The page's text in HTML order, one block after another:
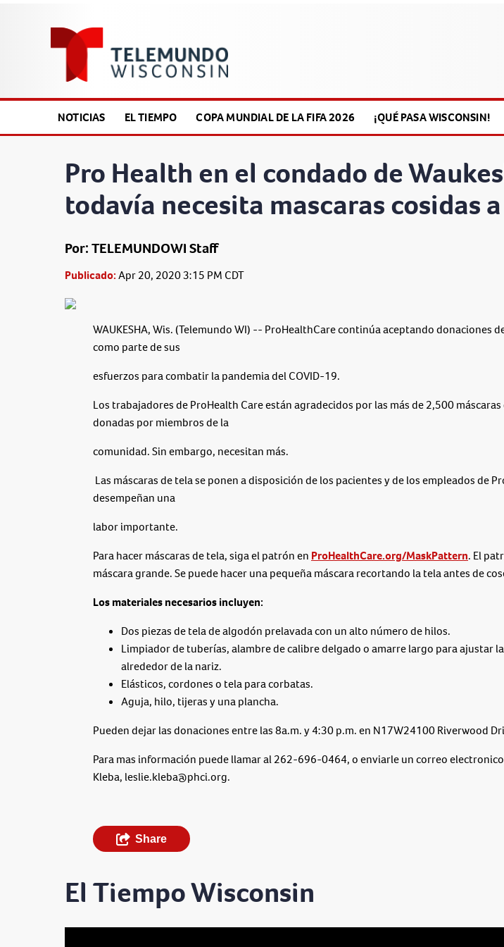
NOTICIAS EL TIEMPO COPA MUNDIAL DE LA FIFA 2026 ¡QUÉ PASA WISCONSIN!
Pro Health en el condado de
todavía necesita mascaras cosidas
Por: TELEMUNDOWI Staff
Publicado:Apr 20, 2020 3:15 PM CDT
WAUKESHA, Wis. (Telemundo WI) -- ProHealthCare continúa aceptando donaciones
como parte de sus
esfuerzos para combatir la pandemia del COVID-19.
Los trabajadores de ProHealth Care están agradecidos por las más de 2,500
donadas por miembros de la
comunidad. Sin embargo, necesitan más.
Las máscaras de tela se ponen a disposición de los pacientes y de los empleados de
desempeñan una
labor importante.
Para hacer máscaras de tela, siga el patrón en ProHealthCare.org/MaskPattern. El
máscara grande. Se puede hacer una pequeña máscara recortando la tela antes de
Los materiales necesarios incluyen:
Dos piezas de tela de algodón prelavada con un alto número de hilos.
Limpiador de tuberías, alambre de calibre delgado o amarre largo para ajustar
alrededor de la nariz.
Elásticos, cordones o tela para corbatas.
Aguja, hilo, tijeras y una plancha.
Pueden dejar las donaciones entre las 8a.m. y 4:30 p.m. en N17W24100 Riverwood
Para mas información puede llamar al 262-696-0464, o enviarle un correo
Kleba, leslie.kleba@phci.org.
Share
El Tiempo Wisconsin